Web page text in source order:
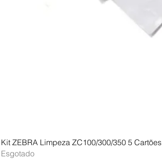
Kit ZEBRA Limpeza ZC100/300/350 5 Cartões
Esgotado